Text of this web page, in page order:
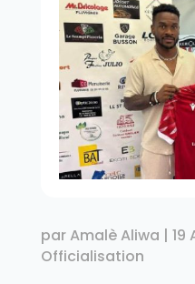
parAmalè Aliwa | 19
Officialisation